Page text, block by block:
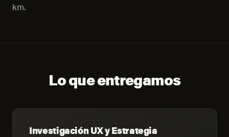
km.
Lo que entregamos
Investigación UX y Estrategia